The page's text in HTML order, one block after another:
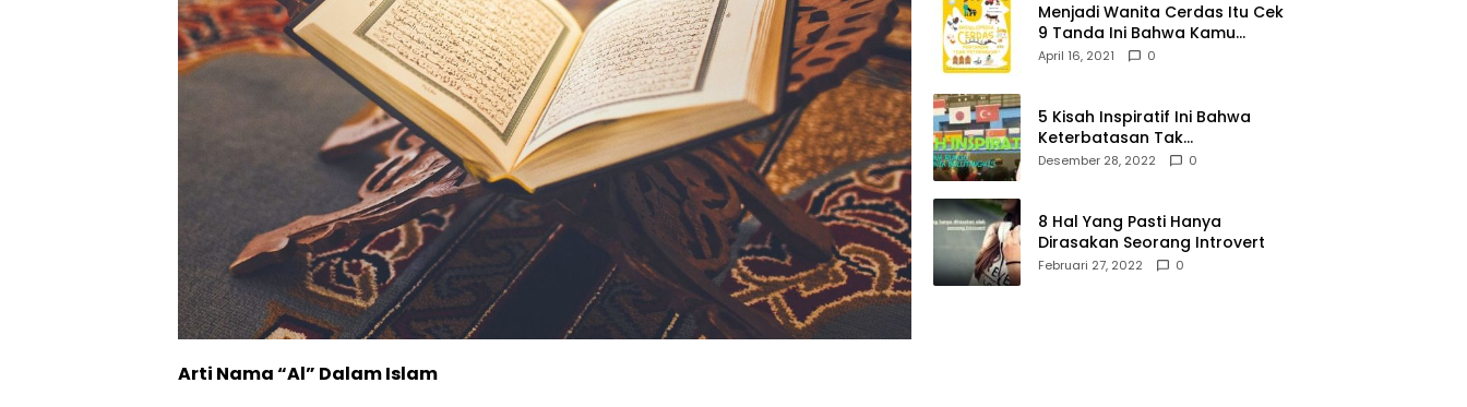
Arti Nama “Al” Dalam Islam
Menjadi Wanita Cerdas Itu Cek
9 Tanda Ini Bahwa Kamu
Memang Wanita Cerdas
April 16, 2021 0
5 Kisah Inspiratif Ini Bahwa
Keterbatasan Tak
Menghalangi Segalanya
Desember 28, 2022 0
8 Hal Yang Pasti Hanya
Dirasakan Seorang Introvert
Februari 27, 2022 0